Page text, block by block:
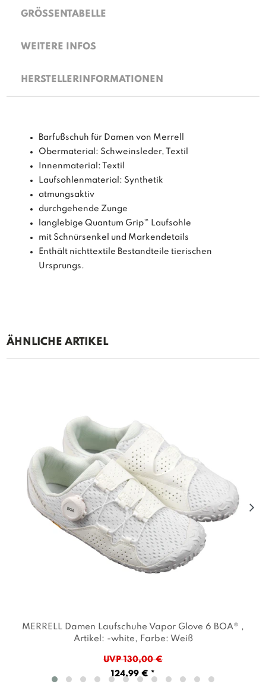
GRÖSSENTABELLE
WEITERE INFOS
HERSTELLERINFORMATIONEN
Barfußschuh für Damen von Merrell
Obermaterial: Schweinsleder, Textil
Innenmaterial: Textil
Laufsohlenmaterial: Synthetik
atmungsaktiv
durchgehende Zunge
langlebige Quantum Grip™ Laufsohle
mit Schnürsenkel und Markendetails
Enthält nichttextile Bestandteile tierischen
Ursprungs.
ÄHNLICHE ARTIKEL
MERRELL Damen Laufschuhe Vapor Glove 6 BOA® ,
Artikel: -white, Farbe: Weiß
UVP 130,00 €
124,99 € *